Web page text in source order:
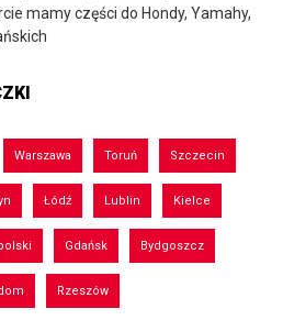
mamy części do Hondy, Yamahy,
Warszawa Toruń Szczecin
Łódź Lublin Kielce
Gdańsk Bydgoszcz
Rzeszów